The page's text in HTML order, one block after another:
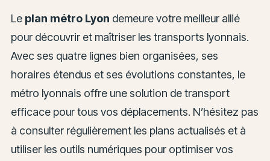
Le plan métro Lyon demeure votre meilleur allié
pour découvrir et maîtriser les transports lyonnais.
Avec ses quatre lignes bien organisées, ses
horaires étendus et ses évolutions constantes, le
métro lyonnais offre une solution de transport
efficace pour tous vos déplacements. N’hésitez pas
à consulter régulièrement les plans actualisés et à
utiliser les outils numériques pour optimiser vos